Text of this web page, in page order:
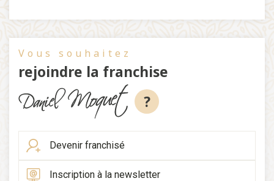
Vous souhaitez
rejoindre la franchise
?
Devenir franchisé
Inscription à la newsletter